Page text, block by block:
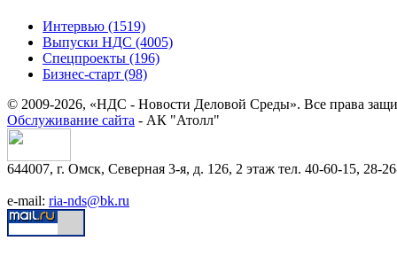
Интервью (1519)
Выпуски НДС (4005)
Спецпроекты (196)
Бизнес-старт (98)
© 2009-2026, «НДС - Новости Деловой Среды». Все права
Обслуживание сайта - АК "Атолл"
644007, г. Омск, Северная 3-я, д. 126, 2 этаж тел. 40-60-15, 28-
e-mail: ria-nds@bk.ru